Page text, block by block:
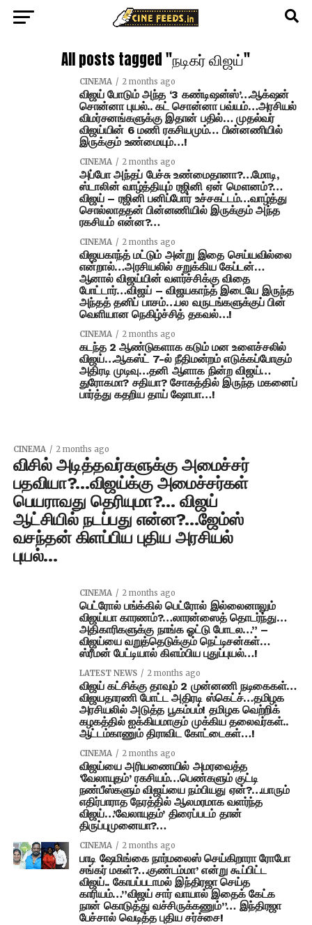
All posts tagged "நடிகர் விஜய்"
CINEMA 2 months ago
விஜய் போடும் அந்த ‘3 கண்டிஷன்ஸ்’…ஆக்‌ஷன்
சொன்னா புயல்.. கட் சொன்னா பவ்யம்…அரசியல்
விமர்சனங்களுக்கு இதான் பதில்… முதல்வர்
விஜய்யின் 6 மணி ரகசியமும்… பின்னணியில்
இருக்கும் உண்மையும்…!
CINEMA 2 months ago
அப்போ அந்தப் பேச்சு உண்மைதானா?…மோடி,
ஸ்டாலின் வாழ்த்தியும் ரஜினி ஏன் மௌனம்?…
விஜய் – ரஜினி பனிப்போர் உச்சகட்டம்…வாழ்த்து
சொல்லாததன் பின்னணியில் இருக்கும் அந்த
ரகசியம் என்ன?…
CINEMA 2 months ago
விஜயகாந்த் மட்டும் அன்று இதை செய்யவில்லை
என்றால்…அரசியலில் சறுக்கிய கேப்டன்…
ஆனால் விஜய்யின் வளர்ச்சிக்கு விதை
போட்டார்…விஜய் – விஜயகாந்த் இடையே இருந்த
அந்தத் தனிப் பாசம்…பல வருடங்களுக்குப் பின்
வெளியான நெகிழ்ச்சித் தகவல்…!
CINEMA 2 months ago
கடந்த 2 ஆண்டுகளாக கடும் மன உளைச்சலில்
விஜய்…ஆகஸ்ட் 7-ல் நீதிமன்றம் எடுக்கப்போகும்
அதிரடி முடிவு…தனி ஆளாக நின்ற விஜய்…
துரோகமா? சதியா? சோகத்தில் இருந்த மகனைப்
பார்த்து கதறிய தாய் ஷோபா…!
CINEMA 2 months ago
விசில் அடித்தவர்களுக்கு அமைச்சர்
பதவியா?…விஜய்க்கு அமைச்சர்கள்
பெயராவது தெரியுமா?… விஜய்
ஆட்சியில் நடப்பது என்ன?…ஜேம்ஸ்
வசந்தன் கிளப்பிய புதிய அரசியல்
புயல்…
CINEMA 2 months ago
பெட்ரோல் பங்க்கில் பெட்ரோல் இல்லைனாலும்
விஜய்யா காரணம்?…லாரன்ஸைத் தொடர்ந்து…
அதிகாரிகளுக்கு நாங்க ஓட்டு போடல…” –
விஜய்யை வறுத்தெடுக்கும் நெட்டிசன்கள்…
ஸ்ரீமன் பேட்டியால் கிளம்பிய புதுப்புயல்…!
LATEST NEWS 2 months ago
விஜய் கட்சிக்கு தாவும் 2 முன்னணி நடிகைகள்…
விஜயதாரணி போட்ட அதிரடி ஸ்கெட்ச்…தமிழக
அரசியலில் அடுத்த பூகம்பம்! தமிழக வெற்றிக்
கழகத்தில் ஐக்கியமாகும் முக்கிய தலைவர்கள்..
ஆட்டம்காணும் திராவிட கோட்டைகள்…!
CINEMA 2 months ago
விஜய்யை அரியணையில் அமரவைத்த
‘வேலாயுதம்’ ரகசியம்…பெண்களும் குட்டி
நண்பீஸ்களும் விஜய்யை நம்பியது ஏன்?…யாரும்
எதிர்பாராத நேரத்தில் ஆலமரமாக வளர்ந்த
விஜய்…’வேலாயுதம்’ திரைப்படம் தான்
திருப்புமுனையா?…
CINEMA 2 months ago
பாடி ஷேமிங்கை நார்மலைஸ் செய்கிறாரா ரோபோ
சங்கர் மகள்?…குண்டம்மா’ என்று கூப்பிட்ட
விஜய்.. கோபப்படாமல் இந்திரஜா செய்த
காரியம்…”விஜய் சார் வாயால் இதைக் கேட்க
நான் கொடுத்து வச்சிருக்கணும்”… இந்திரஜா
பேச்சால் வெடித்த புதிய சர்ச்சை!